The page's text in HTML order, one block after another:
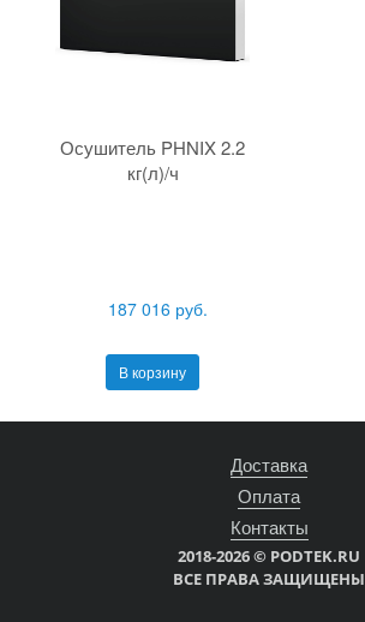
Осушитель PHNIX 2.2
кг(л)/ч
187 016 руб.
В корзину
Доставка
Оплата
Контакты
2018-2026 © PODTEK.RU
ВСЕ ПРАВА ЗАЩИЩЕНЫ